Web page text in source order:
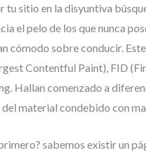
tu sitio en la disyuntiva
el pelo de los que nunca
cómodo sobre conducir.
Contentful Paint), FID
Hallan comenzado a
material condebido con
sabemos existir un